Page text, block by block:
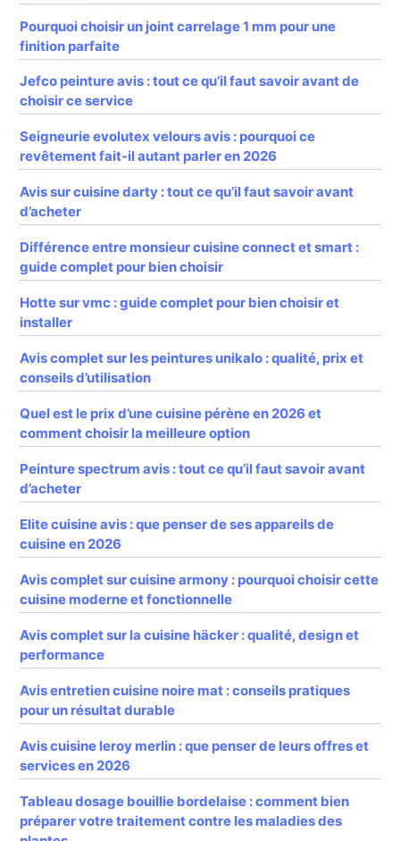
Pourquoi choisir un joint carrelage 1 mm pour une
finition parfaite
Jefco peinture avis : tout ce qu’il faut savoir avant de
choisir ce service
Seigneurie evolutex velours avis : pourquoi ce
revêtement fait-il autant parler en 2026
Avis sur cuisine darty : tout ce qu’il faut savoir avant
d’acheter
Différence entre monsieur cuisine connect et smart :
guide complet pour bien choisir
Hotte sur vmc : guide complet pour bien choisir et
installer
Avis complet sur les peintures unikalo : qualité, prix et
conseils d’utilisation
Quel est le prix d’une cuisine pérène en 2026 et
comment choisir la meilleure option
Peinture spectrum avis : tout ce qu’il faut savoir avant
d’acheter
Elite cuisine avis : que penser de ses appareils de
cuisine en 2026
Avis complet sur cuisine armony : pourquoi choisir cette
cuisine moderne et fonctionnelle
Avis complet sur la cuisine häcker : qualité, design et
performance
Avis entretien cuisine noire mat : conseils pratiques
pour un résultat durable
Avis cuisine leroy merlin : que penser de leurs offres et
services en 2026
Tableau dosage bouillie bordelaise : comment bien
préparer votre traitement contre les maladies des